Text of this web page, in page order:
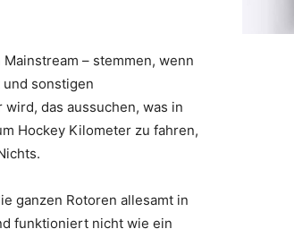
– stemmen, wenn
sonstigen
das aussuchen, was in
Hockey Kilometer zu fahren,
ganzen Rotoren allesamt in
funktioniert nicht wie ein